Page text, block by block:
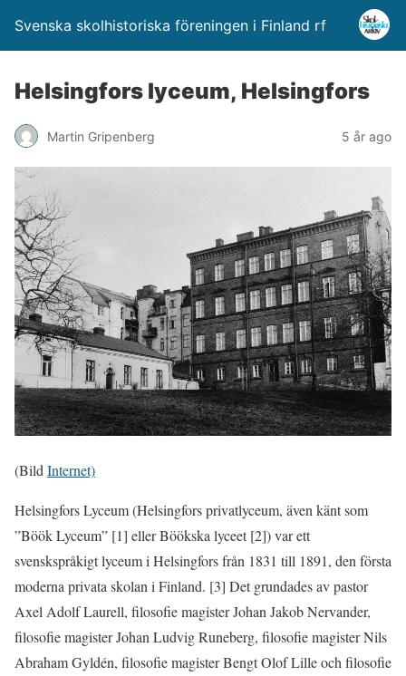
Svenska skolhistoriska föreningen i Finland rf
Helsingfors lyceum, Helsingfors
Martin Gripenberg 5 år ago
(Bild Internet)
Helsingfors Lyceum (Helsingfors privatlyceum, även känt som
”Böök Lyceum” [1] eller Böökska lyceet [2]) var ett
svenskspråkigt lyceum i Helsingfors från 1831 till 1891, den första
moderna privata skolan i Finland. [3] Det grundades av pastor
Axel Adolf Laurell, filosofie magister Johan Jakob Nervander,
filosofie magister Johan Ludvig Runeberg, filosofie magister Nils
Abraham Gyldén, filosofie magister Bengt Olof Lille och filosofie